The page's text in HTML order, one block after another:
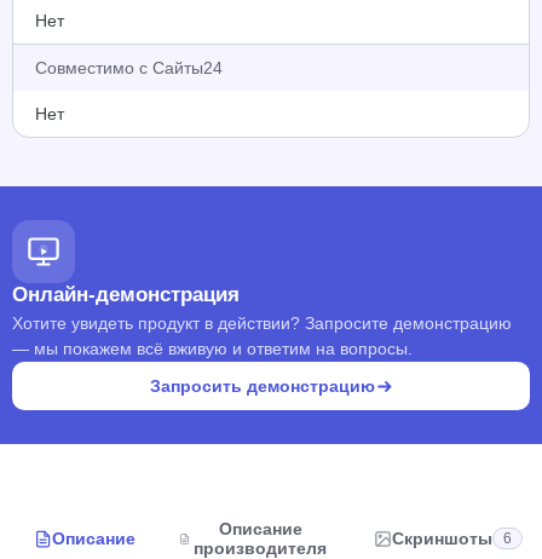
Нет
Совместимо с Сайты24
Нет
Онлайн-демонстрация
Хотите увидеть продукт в действии? Запросите демонстрацию
— мы покажем всё вживую и ответим на вопросы.
Запросить демонстрацию
Описание
Описание
производителя
Скриншоты 6